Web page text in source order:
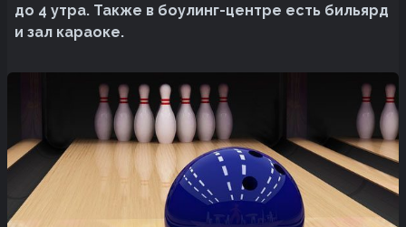
до 4 утра. Также в боулинг-центре есть бильярд
и зал караоке.